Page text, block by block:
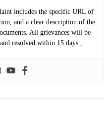
includes the specific URL of
and a clear description of the
All grievances will be
resolved within 15 days.,